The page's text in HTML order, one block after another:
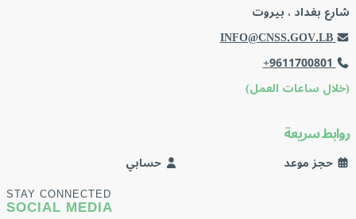
شارع بغداد ، بيروت
INFO@CNSS.GOV.LB
+9611700801
(خلال ساعات العمل)
روابط سريعة
حجز موعد حسابي
STAY CONNECTED
SOCIAL MEDIA